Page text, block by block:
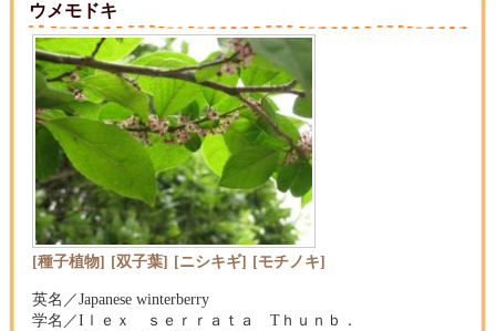
ウメモドキ
[種子植物] [双子葉] [ニシキギ] [モチノキ]
英名／Japanese winterberry
学名／Iｌｅｘ ｓｅｒｒａｔａ Tｈｕｎｂ．